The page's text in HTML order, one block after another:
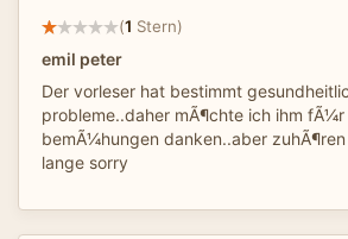
(1 Stern)
emil peter
Der vorleser hat bestimmt
probleme..daher mÃ¶chte ich ihm fÃ¼r
bemÃ¼hungen danken..aber
lange sorry